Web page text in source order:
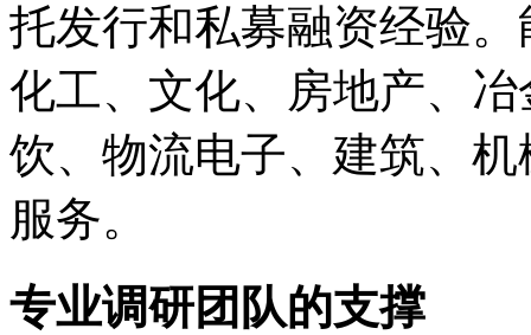
托发行和私募融资经验
化工、文化、房地产、
饮、物流电子、建筑、
服务。
专业调研团队的支撑